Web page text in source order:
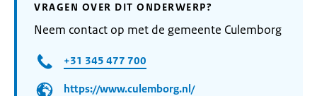
VRAGEN OVER DIT ONDERWERP?
Neem contact op met de gemeente Culemborg
+31 345 477 700
https://www.culemborg.nl/